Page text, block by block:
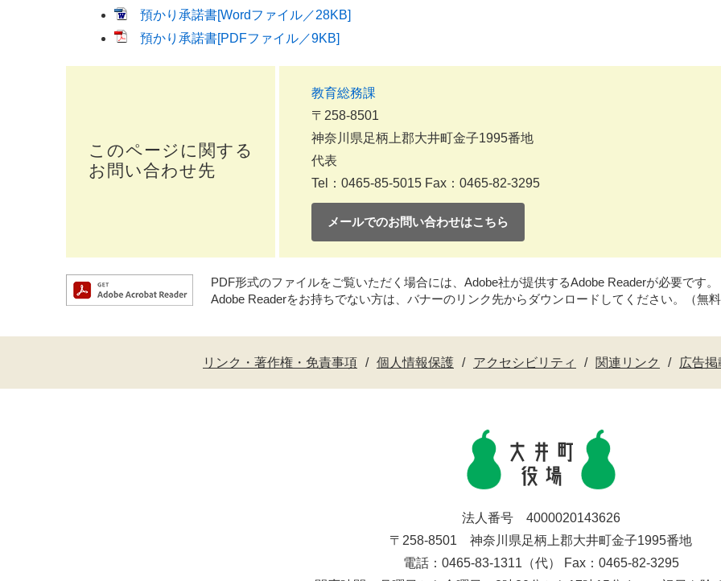
預かり承諾書[Wordファイル／28KB]
預かり承諾書[PDFファイル／9KB]
このページに関する
お問い合わせ先
教育総務課
〒258-8501
神奈川県足柄上郡大井町金子1995番地
代表
Tel：0465-85-5015 Fax：0465-82-3295
メールでのお問い合わせはこちら
PDF形式のファイルをご覧いただく場合には、Adobe社が提供するAdobe Readerが必要です。
Adobe Readerをお持ちでない方は、バナーのリンク先からダウンロードしてください。（無料
リンク・著作権・免責事項 個人情報保護 アクセシビリティ 関連リンク 広告
法人番号 4000020143626
〒258-8501 神奈川県足柄上郡大井町金子1995番地
電話：0465-83-1311（代） Fax：0465-82-3295